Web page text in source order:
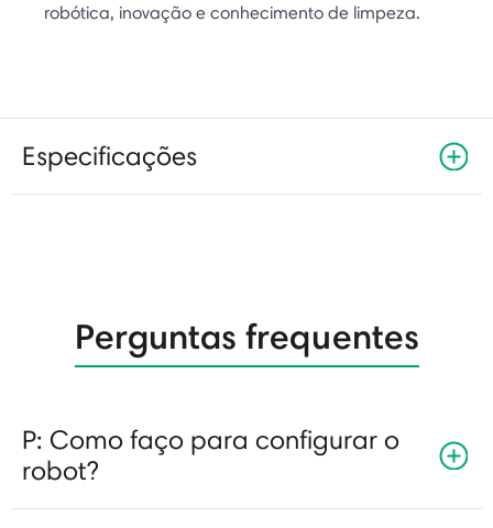
robótica, inovação e conhecimento de limpeza.
Especificações
Perguntas frequentes
P: Como faço para configurar o
robot?